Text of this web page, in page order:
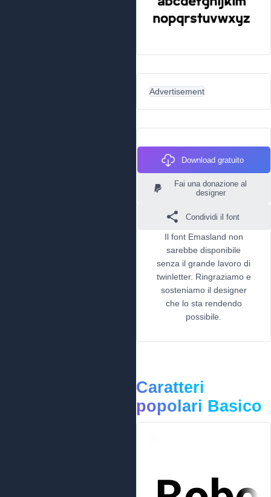
Advertisement
Download gratuito
Fai una donazione al
designer
Condividi il font
Il font Emasland non
sarebbe disponibile
senza il grande lavoro di
twinletter. Ringraziamo e
sosteniamo il designer
che lo sta rendendo
possibile.
Caratteri
popolari Basico